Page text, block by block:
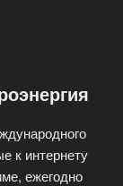
к интернету
ежегодно